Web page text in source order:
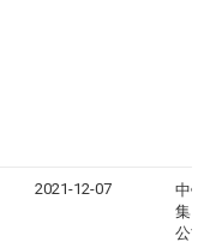
2021-12-07
中铁
集团
公司